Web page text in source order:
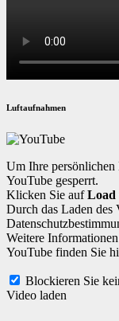
Luftaufnahmen
Um Ihre persönlichen
YouTube gesperrt.
Klicken Sie aufLoad
Durch das Laden des
Weitere
YouTube finden Sie
Blockieren Sie
Video laden